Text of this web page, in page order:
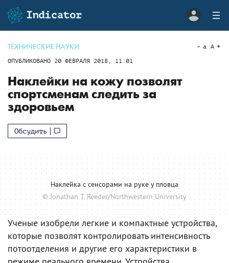
ТЕХНИЧЕСКИЕ НАУКИ
ОПУБЛИКОВАНО 20 ФЕВРАЛЯ 2018, 11:01
a A
Наклейки на кожу позволят
спортсменам следить за
здоровьем
Обсудить
Наклейка с сенсорами на руке у пловца
© Jonathan T. Reeder/Northwestern University
Ученые изобрели легкие и компактные устройства,
которые позволят контролировать интенсивность
потоотделения и другие его характеристики в